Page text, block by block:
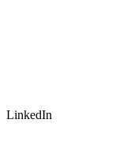
LinkedIn